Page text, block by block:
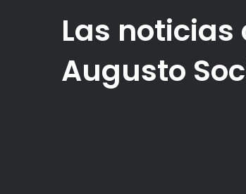
Las
Augusto